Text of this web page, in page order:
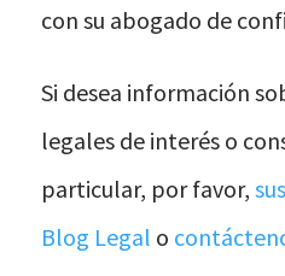
con su abogado de
Si desea información
legales de interés o
particular, por favor,
Blog Legal o